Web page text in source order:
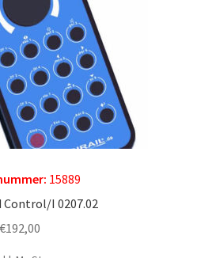
15889
Control/I 0207.02
€192,00